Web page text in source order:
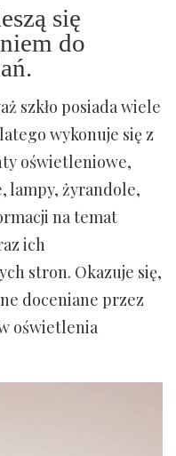
się
do
szkło posiada wiele
wykonuje się z
oświetleniowe,
lampy, żyrandole,
na temat
ich
stron. Okazuje się,
doceniane przez
oświetlenia